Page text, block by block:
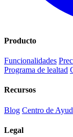
Producto
Funcionalidades
Programa de lealtad
Recursos
Blog Centro de
Legal